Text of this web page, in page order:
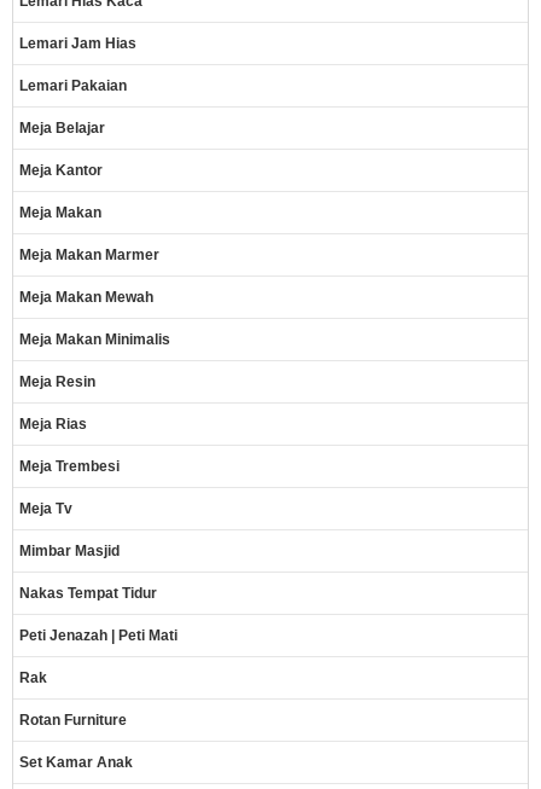
Lemari Jam Hias
Lemari Pakaian
Meja Belajar
Meja Kantor
Meja Makan
Meja Makan Marmer
Meja Makan Mewah
Meja Makan Minimalis
Meja Resin
Meja Rias
Meja Trembesi
Meja Tv
Mimbar Masjid
Nakas Tempat Tidur
Peti Jenazah | Peti Mati
Rak
Rotan Furniture
Set Kamar Anak